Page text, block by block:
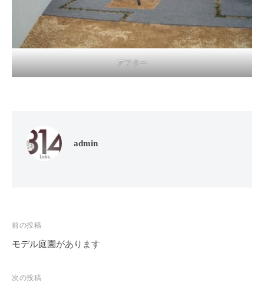
アフター
admin
投
稿
ビ
前の投稿
モデル庭園があります
次の投稿